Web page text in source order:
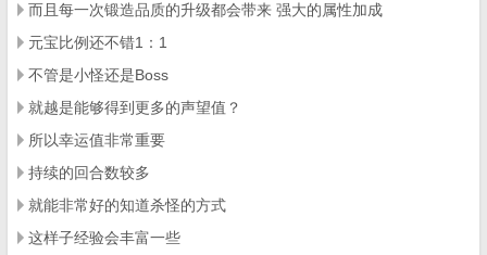
而且每一次锻造品质的升级都会带来 强大的属性加成
元宝比例还不错1：1
不管是小怪还是Boss
就越是能够得到更多的声望值？
所以幸运值非常重要
持续的回合数较多
就能非常好的知道杀怪的方式
这样子经验会丰富一些